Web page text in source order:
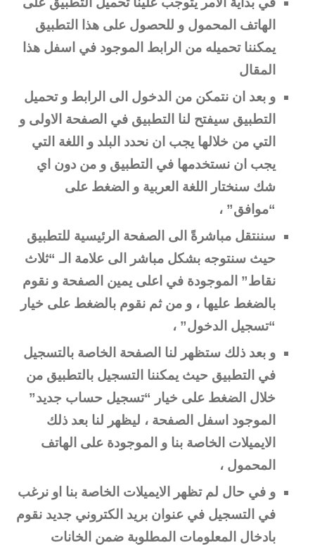
الهاتف المحمول و للحصول على هذا التطبيق
يمكننا تحميله من الرابط الموجود في اسفل هذا
المقال
و بعد ان نتمكن من الدخول الى الرابط و تحميل
التطبيق سيفتح لنا التطبيق في الصفحة الاولى و
التي من خلالها يجب ان نحدد البلد و اللغة التي
يجب ان نستخدمها في التطبيق و من دون اي
شك سنختار اللغة العربية و الضغط على
“موافق” ،
سننتقل مباشرةً الى الصفحة الرئيسية للتطبيق
حيث سنتوجه بشكل مباشر الى علامة الـ “ثلاث
نقاط” الموجودة في اعلى يمين الصفحة و نقوم
بالضغط عليها ، و من ثم نقوم بالضغط على خيار
“تسجيل الدخول” ،
و بعد ذلك ستظهر لنا الصفحة الخاصة بالتسجيل
في التطبيق حيث يمكننا التسجيل بالتطبيق من
خلال الضغط على خيار “تسجيل حساب جديد”
الموجود اسفل الصفحة ، ليظهر لنا بعد ذلك
الايميلات الخاصة بنا و الموجودة على الهاتف
المحمول ،
و في حال لم تظهر الايميلات الخاصة بنا او نرغب
في التسجيل في عنوان بريد الكتروني جديد نقوم
بادخال المعلومات المطلوبة ضمن الخانات